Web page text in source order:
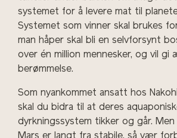
systemet for å levere mat til
Systemet som vinner skal brukes
man håper skal bli en selvforsynt
over én million mennesker, og vil gi
berømmelse.
Som nyankommet ansatt hos
skal du bidra til at deres
dyrkningssystem tikker og går.